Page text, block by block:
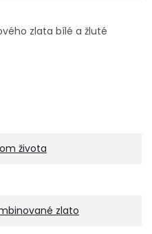
zlata bílé a žluté
života
zlato